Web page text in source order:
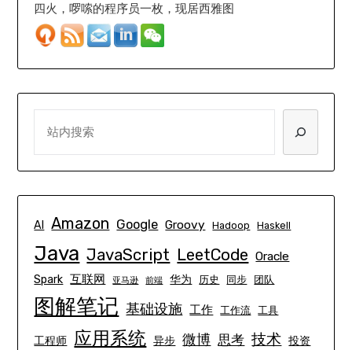
四火，啰嗦的程序员一枚，现居西雅图
AI Amazon Google Groovy Hadoop Haskell
Java JavaScript LeetCode Oracle
Spark 互联网 亚马逊 前端 华为 历史 同步 团队
图解笔记 基础设施 工作 工作流 工具
工程师 应用系统 异步 微博 思考 技术 投资